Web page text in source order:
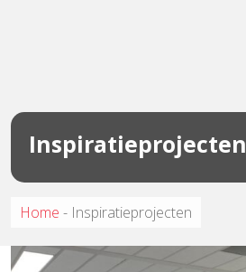
Inspiratieprojecten
Home - Inspiratieprojecten